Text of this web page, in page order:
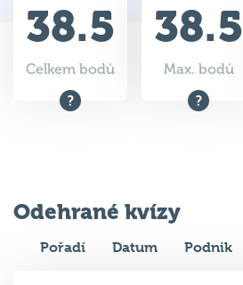
38.5
Celkem bodů
38.5
Max. bodů
Odehrané kvízy
Pořadí Datum Podnik